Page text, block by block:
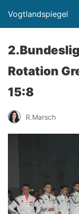
Vogtlandspiegel
Rotation
15:8
R.Marsch